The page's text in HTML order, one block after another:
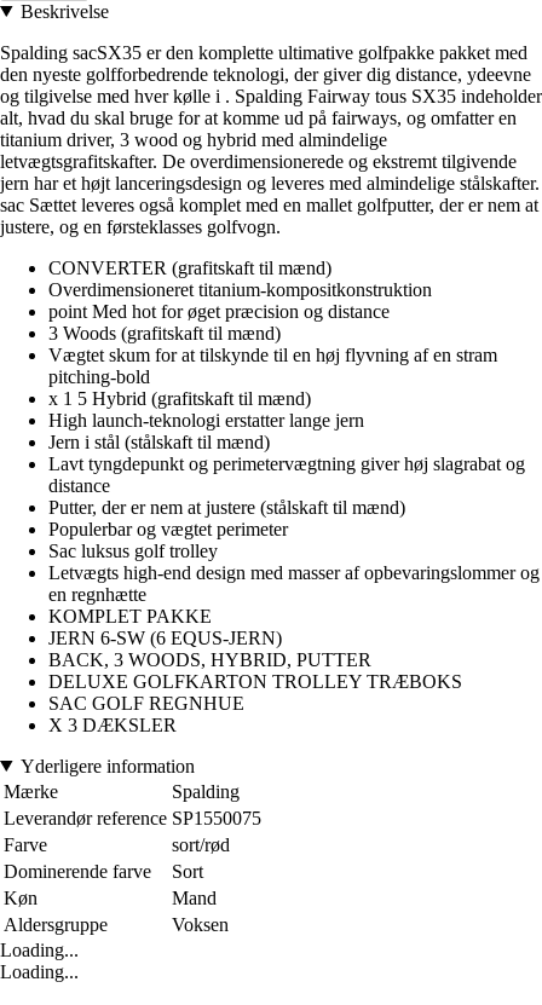
Beskrivelse
Spalding sacSX35 er den komplette ultimative golfpakke pakket med
den nyeste golfforbedrende teknologi, der giver dig distance, ydeevne
og tilgivelse med hver kølle i . Spalding Fairway tous SX35 indeholder
alt, hvad du skal bruge for at komme ud på fairways, og omfatter en
titanium driver, 3 wood og hybrid med almindelige
letvægtsgrafitskafter. De overdimensionerede og ekstremt tilgivende
jern har et højt lanceringsdesign og leveres med almindelige stålskafter.
sac Sættet leveres også komplet med en mallet golfputter, der er nem at
justere, og en førsteklasses golfvogn.
CONVERTER (grafitskaft til mænd)
Overdimensioneret titanium-kompositkonstruktion
point Med hot for øget præcision og distance
3 Woods (grafitskaft til mænd)
Vægtet skum for at tilskynde til en høj flyvning af en stram
pitching-bold
x 1 5 Hybrid (grafitskaft til mænd)
High launch-teknologi erstatter lange jern
Jern i stål (stålskaft til mænd)
Lavt tyngdepunkt og perimetervægtning giver høj slagrabat og
distance
Putter, der er nem at justere (stålskaft til mænd)
Populerbar og vægtet perimeter
Sac luksus golf trolley
Letvægts high-end design med masser af opbevaringslommer og
en regnhætte
KOMPLET PAKKE
JERN 6-SW (6 EQUS-JERN)
BACK, 3 WOODS, HYBRID, PUTTER
DELUXE GOLFKARTON TROLLEY TRÆBOKS
SAC GOLF REGNHUE
X 3 DÆKSLER
Yderligere information
Mærke
Spalding
Leverandør reference SP1550075
Farve
sort/rød
Dominerende farve
Sort
Køn
Mand
Aldersgruppe
Voksen
Loading...
Loading...